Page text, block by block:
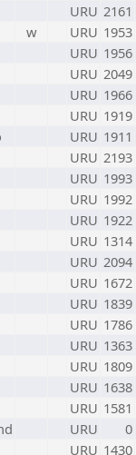
URU 2161
w URU 1953
URU 1956
URU 2049
URU 1966
URU 1919
URU 1911
URU 2193
URU 1993
URU 1992
URU 1922
URU 1314
URU 2094
URU 1672
URU 1839
URU 1786
URU 1363
URU 1809
URU 1638
URU 1581
URU 0
URU 1430